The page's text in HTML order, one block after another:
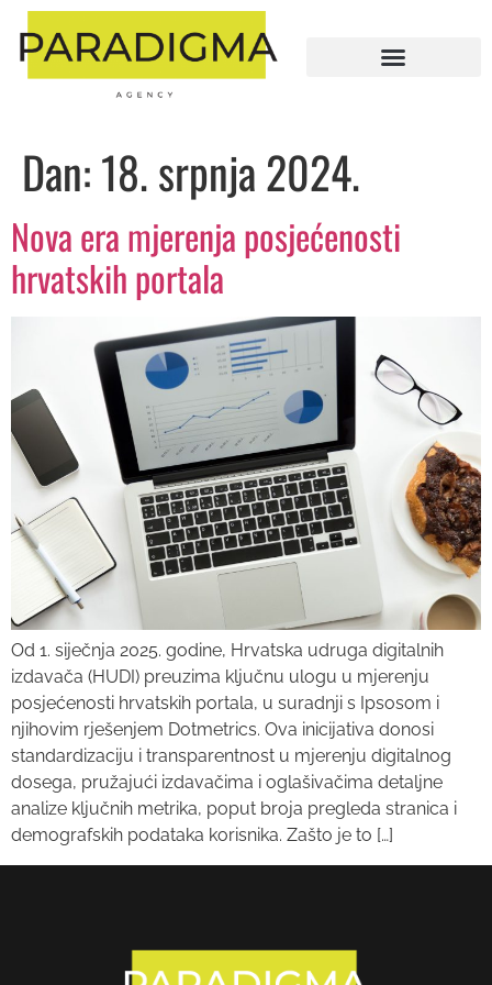
Dan:18. srpnja 2024.
Nova era mjerenja posjećenosti
hrvatskih portala
Od 1. siječnja 2025. godine, Hrvatska udruga digitalnih
izdavača (HUDI) preuzima ključnu ulogu u mjerenju
posjećenosti hrvatskih portala, u suradnji s Ipsosom i
njihovim rješenjem Dotmetrics. Ova inicijativa donosi
standardizaciju i transparentnost u mjerenju digitalnog
dosega, pružajući izdavačima i oglašivačima detaljne
analize ključnih metrika, poput broja pregleda stranica i
demografskih podataka korisnika. Zašto je to […]